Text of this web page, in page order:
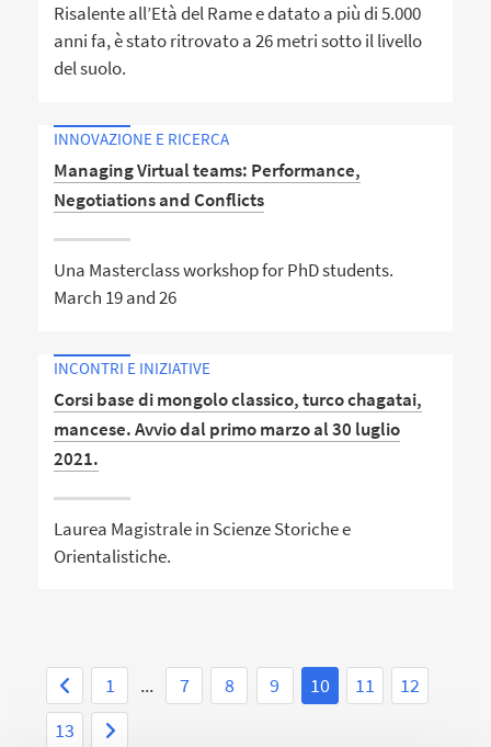
Risalente all’Età del Rame e datato a più di 5.000
anni fa, è stato ritrovato a 26 metri sotto il livello
del suolo.
INNOVAZIONE E RICERCA
Managing Virtual teams: Performance,
Negotiations and Conflicts
Una Masterclass workshop for PhD students.
March 19 and 26
INCONTRI E INIZIATIVE
Corsi base di mongolo classico, turco chagatai,
mancese. Avvio dal primo marzo al 30 luglio
2021.
Laurea Magistrale in Scienze Storiche e
Orientalistiche.
1 ... 7 8 9 10 11
12
13